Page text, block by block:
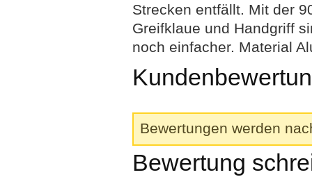
Strecken entfällt. Mit der
Greifklaue und Handgriff
noch einfacher. Material
Bewertungen werden
Bewertung